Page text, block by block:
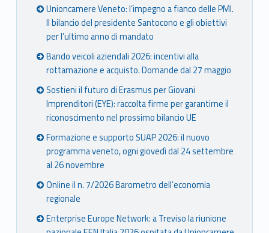
Unioncamere Veneto: l’impegno a fianco delle PMI.
Il bilancio del presidente Santocono e gli obiettivi
per l’ultimo anno di mandato
Bando veicoli aziendali 2026: incentivi alla
rottamazione e acquisto. Domande dal 27 maggio
Sostieni il futuro di Erasmus per Giovani
Imprenditori (EYE): raccolta firme per garantirne il
riconoscimento nel prossimo bilancio UE
Formazione e supporto SUAP 2026: il nuovo
programma veneto, ogni giovedì dal 24 settembre
al 26 novembre
Online il n. 7/2026 Barometro dell’economia
regionale
Enterprise Europe Network: a Treviso la riunione